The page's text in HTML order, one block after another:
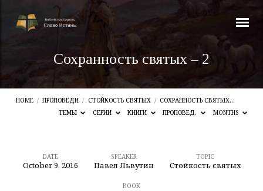
Сохранность святых – 2
HOME / ПРОПОВЕДИ / СТОЙКОСТЬ СВЯТЫХ / СОХРАННОСТЬ СВЯТЫХ…
ТЕМЫ
СЕРИИ КНИГИ ПРОПОВЕД. MONTHS
Сохранность
DATE
October 9, 2016
SPEAKER
Павел Львутин
TOPIC
Стойкость святых
BOOK